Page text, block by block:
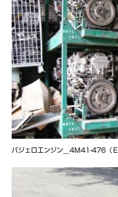
パジェロエンジン＿4Ｍ41-476（Ｅ